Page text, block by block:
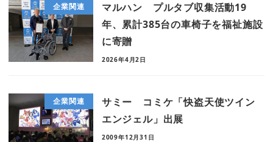
企業関連
マルハン プルタブ収集活動19
年、累計385台の車椅子を福祉施設
に寄贈
2026年4月2日
企業関連
サミー コミケ「快盗天使ツイン
エンジェル」出展
2009年12月31日